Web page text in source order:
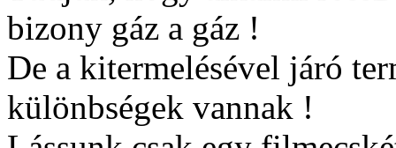
bizony gáz a gáz !
De a kitermelésével járó
különbségek vannak !